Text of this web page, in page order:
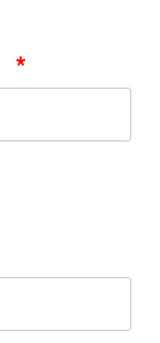
*